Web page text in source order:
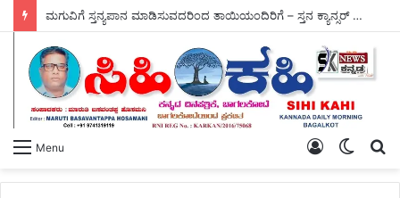
ಮಗುವಿಗೆ ಸ್ತನ್ಯಪಾನ ಮಾಡಿಸುವದರಿಂದ ತಾಯಿಯಂದಿರಿಗೆ – ಸ್ತನ ಕ್ಯಾನ್ಸರ್ ಮಧುಮೇಹ ದೂರ.
Menu
Switch
Log